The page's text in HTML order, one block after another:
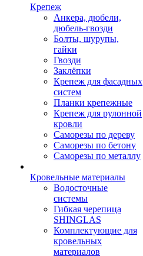
Крепеж
Анкера, дюбели,
дюбель-гвозди
Болты, шурупы,
гайки
Гвозди
Заклёпки
Крепеж для фасадных
систем
Планки крепежные
Крепеж для рулонной
кровли
Саморезы по дереву
Саморезы по бетону
Саморезы по металлу
Кровельные материалы
Водосточные
системы
Гибкая черепица
SHINGLAS
Комплектующие для
кровельных
материалов